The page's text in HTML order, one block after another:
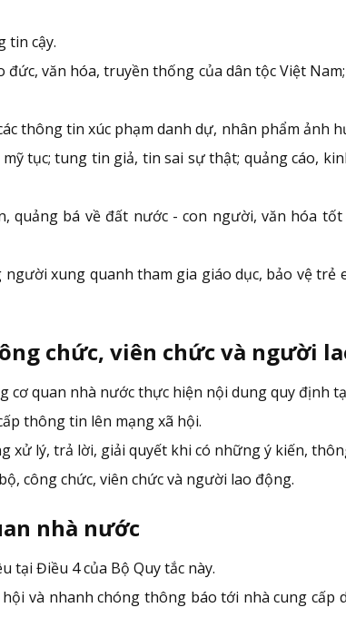
tin cậy.
văn hóa, truyền thống của dân tộc Việt
thông tin xúc phạm danh dự, nhân phẩm ảnh
tục; tung tin giả, tin sai sự thật; quảng cáo,
quảng bá về đất nước - con người, văn hóa
xung quanh tham gia giáo dục, bảo vệ trẻ
chức, viên chức và người
quan nhà nước thực hiện nội dung quy định
thông tin lên mạng xã hội.
xử lý, trả lời, giải quyết khi có những ý kiến,
công chức, viên chức và người lao động.
nhà nước
tại Điều 4 của Bộ Quy tắc này.
và nhanh chóng thông báo tới nhà cung